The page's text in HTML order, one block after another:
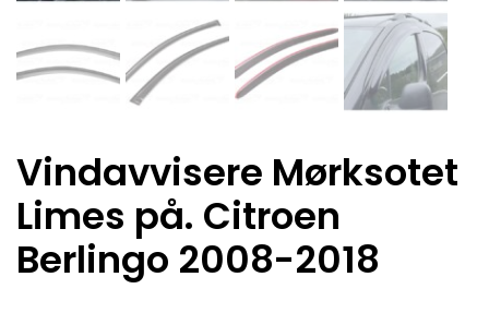
Vindavvisere Mørksotet
Limes på. Citroen
Berlingo 2008-2018